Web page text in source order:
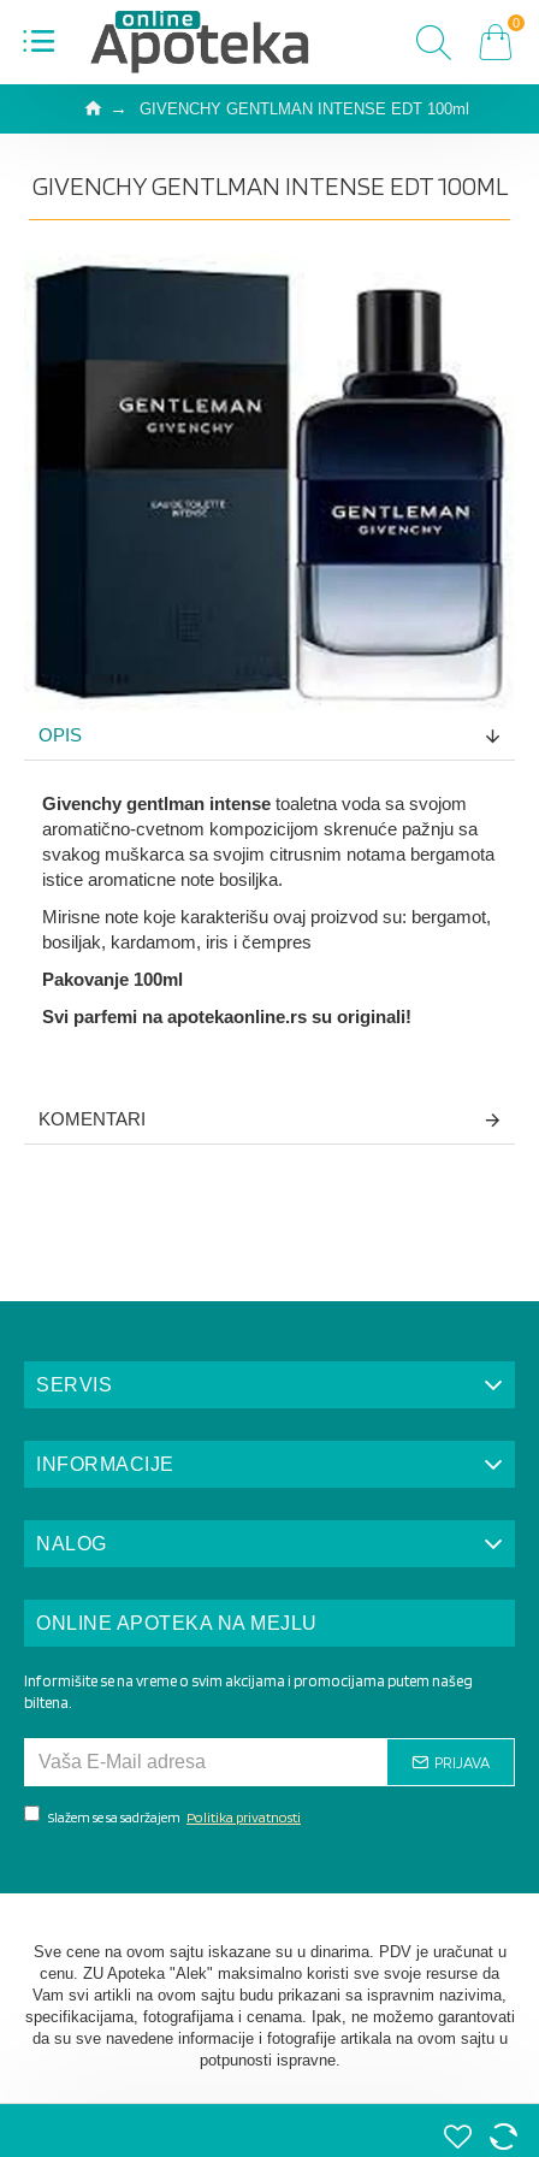
0
GIVENCHY GENTLMAN INTENSE EDT 100ml
GIVENCHY GENTLMAN INTENSE EDT 100ML
OPIS
Givenchy gentlman intense toaletna voda sa svojom
aromatično-cvetnom kompozicijom skrenuće pažnju sa
svakog muškarca sa svojim citrusnim notama bergamota
istice aromaticne note bosiljka.
Mirisne note koje karakterišu ovaj proizvod su: bergamot,
bosiljak, kardamom, iris i čempres
Pakovanje 100ml
Svi parfemi na apotekaonline.rs su originali!
KOMENTARI
SERVIS
INFORMACIJE
NALOG
ONLINE APOTEKA NA MEJLU
Informišite se na vreme o svim akcijama i promocijama putem našeg
biltena.
PRIJAVA
Slažem se sa sadržajem Politika privatnosti
Sve cene na ovom sajtu iskazane su u dinarima. PDV je uračunat u
cenu. ZU Apoteka "Alek" maksimalno koristi sve svoje resurse da
Vam svi artikli na ovom sajtu budu prikazani sa ispravnim nazivima,
specifikacijama, fotografijama i cenama. Ipak, ne možemo garantovati
da su sve navedene informacije i fotografije artikala na ovom sajtu u
potpunosti ispravne.
2026. AU Apoteka "Alek". Sva prava zadržana. Softverska